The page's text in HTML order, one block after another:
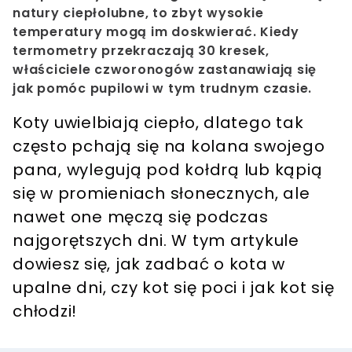
natury ciepłolubne, to zbyt wysokie
temperatury mogą im doskwierać. Kiedy
termometry przekraczają 30 kresek,
właściciele czworonogów zastanawiają się
jak pomóc pupilowi w tym trudnym czasie.
Koty uwielbiają ciepło, dlatego tak
często pchają się na kolana swojego
pana, wylegują pod kołdrą lub kąpią
się w promieniach słonecznych, ale
nawet one męczą się podczas
najgorętszych dni. W tym artykule
dowiesz się, jak zadbać o kota w
upalne dni, czy kot się poci i jak kot się
chłodzi!